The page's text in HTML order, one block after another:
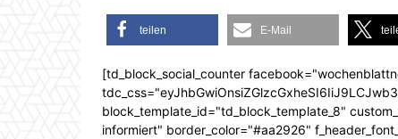
teilen E-Mail
[td_block_social_counter
block_template_id="td_block_template_8"
informiert" border_color="#aa2926"